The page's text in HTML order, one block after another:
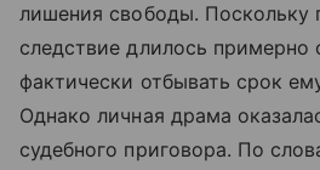
лишения свободы. Поскольку
следствие длилось примерно
фактически отбывать срок
Однако личная драма
судебного приговора. По